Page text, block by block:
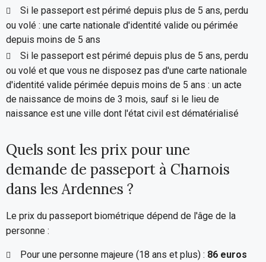
Si le passeport est périmé depuis plus de 5 ans, perdu
ou volé : une carte nationale d'identité valide ou périmée
depuis moins de 5 ans
Si le passeport est périmé depuis plus de 5 ans, perdu
ou volé et que vous ne disposez pas d'une carte nationale
d'identité valide périmée depuis moins de 5 ans : un acte
de naissance de moins de 3 mois, sauf si le lieu de
naissance est une ville dont l'état civil est dématérialisé
Quels sont les prix pour une
demande de passeport à Charnois
dans les Ardennes ?
Le prix du passeport biométrique dépend de l'âge de la
personne :
Pour une personne majeure (18 ans et plus) : 86 euros